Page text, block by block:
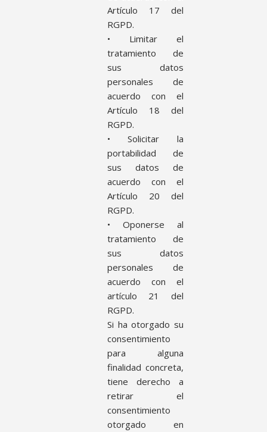
Artículo 17 del
RGPD.
• Limitar el
tratamiento de
sus datos
personales de
acuerdo con el
Artículo 18 del
RGPD.
• Solicitar la
portabilidad de
sus datos de
acuerdo con el
Artículo 20 del
RGPD.
• Oponerse al
tratamiento de
sus datos
personales de
acuerdo con el
artículo 21 del
RGPD.
Si ha otorgado su
consentimiento
para alguna
finalidad concreta,
tiene derecho a
retirar el
consentimiento
otorgado en